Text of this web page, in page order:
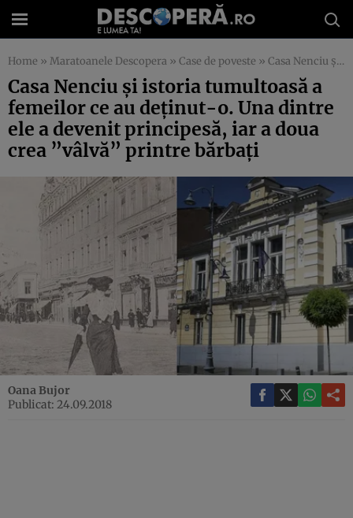
Home » Maratoanele Descopera » Case de poveste » Casa Nenciu şi istoria tumultoasă a femeilor ce au deţinut-o. Una dintre ele a devenit principesă, iar a doua crea ”vâlvă” printre bărbaţi
Casa Nenciu şi istoria tumultoasă a
femeilor ce au deţinut-o. Una dintre
ele a devenit principesă, iar a doua
crea ”vâlvă” printre bărbaţi
Oana Bujor
Publicat: 24.09.2018